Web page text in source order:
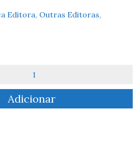
Editora, Outras Editoras,
Adicionar